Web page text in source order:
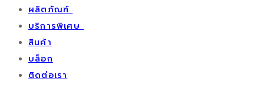
ผลิตภัณฑ์
ชุดของขวัญ
ดอกไม้ประดิษฐ์
บริการพิเศษ
สินค้า
บล็อก
ติดต่อเรา